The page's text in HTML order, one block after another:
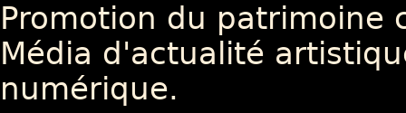
Promotion du patrimoine
Média d'actualité
numérique.